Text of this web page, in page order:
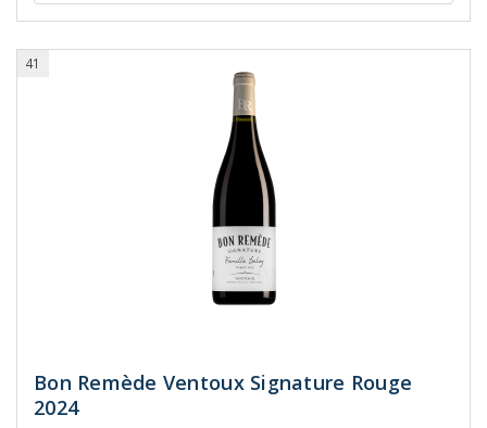
41
Bon Remède Ventoux Signature Rouge
2024